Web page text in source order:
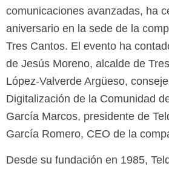
comunicaciones avanzadas, ha
aniversario en la sede de la
Tres Cantos. El evento ha
de Jesús Moreno, alcalde de
López-Valverde Argüeso,
Digitalización de la Comunidad
García Marcos, presidente de
García Romero, CEO de la
Desde su fundación en 1985,